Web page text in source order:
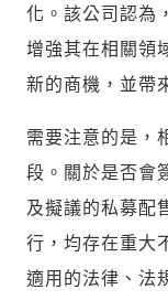
化。該公司認為
增強其在相關領
新的商機，並帶
需要注意的是，
段。關於是否會
及擬議的私募配
行，均存在重大
適用的法律、法